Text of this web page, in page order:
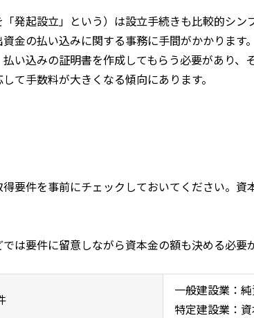
発起設立」という）は設立手続きも比較的シ
金の払い込みに関する事務に手間がかかります。
い込みの証明書を作成してもらう必要があり
て手数料が大きくなる傾向にあります。
要件を事前にチェックしておいてください。
は要件に留意しながら資本金の額も決める必要
一般建設業：
特定建設業：